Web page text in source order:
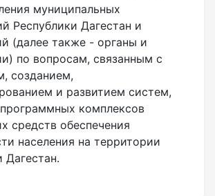
муниципальных
Республики Дагестан и
(далее также - органы и
по вопросам, связанным с
созданием,
и развитием систем,
комплексов
средств обеспечения
населения на территории
Дагестан.